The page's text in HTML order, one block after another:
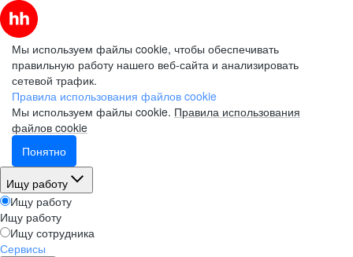
Мы используем файлы cookie, чтобы обеспечивать
правильную работу нашего веб-сайта и анализировать
сетевой трафик.
Правила использования файлов cookie
Мы используем файлы cookie. Правила использования
файлов cookie
Понятно
Ищу работу
Ищу работу
Ищу работу
Ищу сотрудника
Сервисы